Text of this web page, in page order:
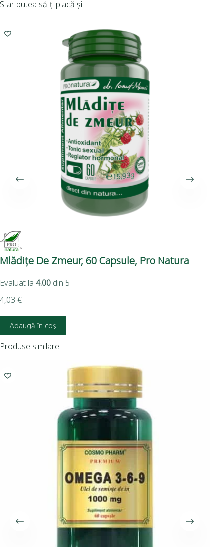
S-ar putea să-ți placă și…
Mlădițe De Zmeur, 60 Capsule, Pro Natura
Evaluat la 4.00 din 5
4,03 €
Adaugă în coș
Produse similare